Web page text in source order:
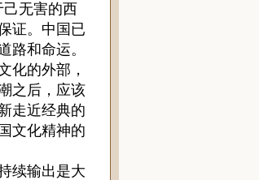
己无害的西
证。中国已
路和命运。
化的外部，
之后，应该
走近经典的
文化精神的
续输出是大